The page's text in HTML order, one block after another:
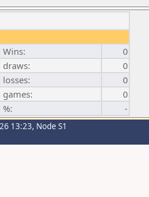
Wins:
0
draws:
0
losses:
0
games:
0
%: -
13:23, Node S1